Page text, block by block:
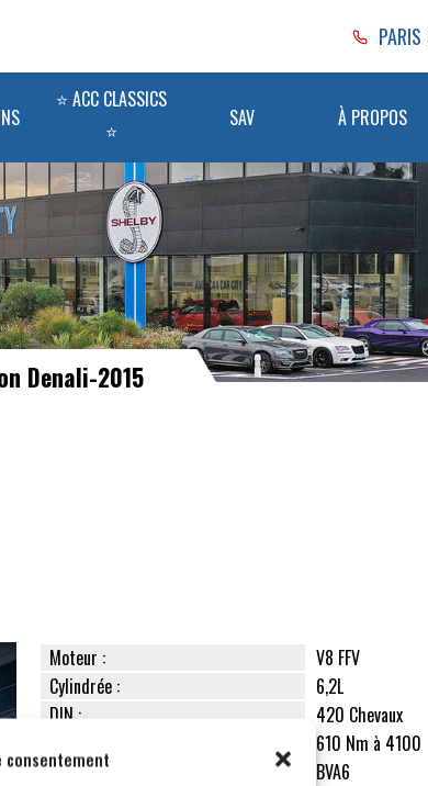
consentement
PARIS
⭐ ACC CLASSICS
⭐
SAV À PROPOS
Denali-2015
Moteur :
V8 FFV
Cylindrée :
6,2L
DIN :
420 Chevaux
610 Nm à 4100
Boîte de vitesses :
BVA6